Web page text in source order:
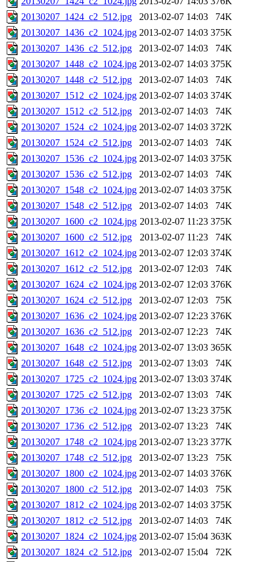
20130207_1424_c2_512.jpg
2013-02-07 14:03
74K
20130207_1436_c2_1024.jpg 2013-02-07 14:03 375K
20130207_1436_c2_512.jpg
2013-02-07 14:03
74K
20130207_1448_c2_1024.jpg 2013-02-07 14:03 375K
20130207_1448_c2_512.jpg
2013-02-07 14:03
74K
20130207_1512_c2_1024.jpg 2013-02-07 14:03 374K
20130207_1512_c2_512.jpg
2013-02-07 14:03
74K
20130207_1524_c2_1024.jpg 2013-02-07 14:03 372K
20130207_1524_c2_512.jpg
2013-02-07 14:03
74K
20130207_1536_c2_1024.jpg 2013-02-07 14:03 375K
20130207_1536_c2_512.jpg
2013-02-07 14:03
74K
20130207_1548_c2_1024.jpg 2013-02-07 14:03 375K
20130207_1548_c2_512.jpg
2013-02-07 14:03
74K
20130207_1600_c2_1024.jpg 2013-02-07 11:23 375K
20130207_1600_c2_512.jpg
2013-02-07 11:23
74K
20130207_1612_c2_1024.jpg 2013-02-07 12:03 374K
20130207_1612_c2_512.jpg
2013-02-07 12:03
74K
20130207_1624_c2_1024.jpg 2013-02-07 12:03 376K
20130207_1624_c2_512.jpg
2013-02-07 12:03
75K
20130207_1636_c2_1024.jpg 2013-02-07 12:23 376K
20130207_1636_c2_512.jpg
2013-02-07 12:23
74K
20130207_1648_c2_1024.jpg 2013-02-07 13:03 365K
20130207_1648_c2_512.jpg
2013-02-07 13:03
74K
20130207_1725_c2_1024.jpg 2013-02-07 13:03 374K
20130207_1725_c2_512.jpg
2013-02-07 13:03
74K
20130207_1736_c2_1024.jpg 2013-02-07 13:23 375K
20130207_1736_c2_512.jpg
2013-02-07 13:23
74K
20130207_1748_c2_1024.jpg 2013-02-07 13:23 377K
20130207_1748_c2_512.jpg
2013-02-07 13:23
75K
20130207_1800_c2_1024.jpg 2013-02-07 14:03 376K
20130207_1800_c2_512.jpg
2013-02-07 14:03
75K
20130207_1812_c2_1024.jpg 2013-02-07 14:03 375K
20130207_1812_c2_512.jpg
2013-02-07 14:03
74K
20130207_1824_c2_1024.jpg 2013-02-07 15:04 363K
20130207_1824_c2_512.jpg
2013-02-07 15:04
72K